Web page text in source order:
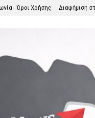
- Όροι Χρήσης Διαφήμιση